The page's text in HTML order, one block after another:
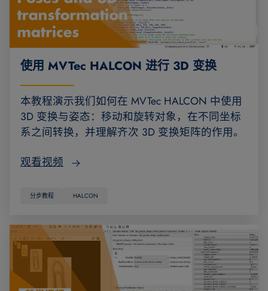
使用 MVTec HALCON 进行 3D 变换
本教程演示我们如何在 MVTec HALCON 中使用
3D 变换与姿态：移动和旋转对象，在不同坐标
系之间转换，并理解齐次 3D 变换矩阵的作用。
观看视频
分步教程 HALCON